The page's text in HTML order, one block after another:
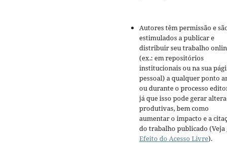
Autores têm permissão e
estimulados a publicar e
distribuir seu trabalho
(ex.: em repositórios
institucionais ou na sua
pessoal) a qualquer ponto
ou durante o processo
já que isso pode gerar
produtivas, bem como
aumentar o impacto e a
do trabalho publicado (Veja
Efeito do Acesso Livre).